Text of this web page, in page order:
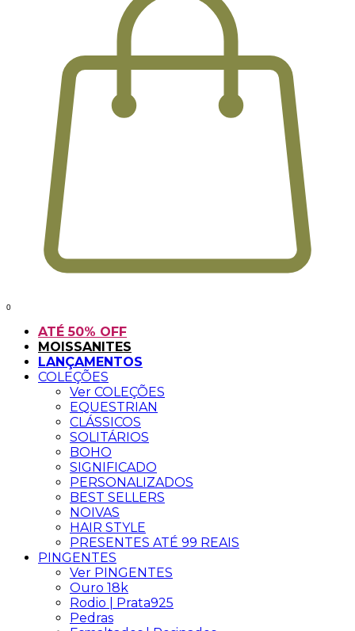
0
ATÉ 50% OFF
MOISSANITES
LANÇAMENTOS
COLEÇÕES
Ver COLEÇÕES
EQUESTRIAN
CLÁSSICOS
SOLITÁRIOS
BOHO
SIGNIFICADO
PERSONALIZADOS
BEST SELLERS
NOIVAS
HAIR STYLE
PRESENTES ATÉ 99 REAIS
PINGENTES
Ver PINGENTES
Ouro 18k
Rodio | Prata925
Pedras